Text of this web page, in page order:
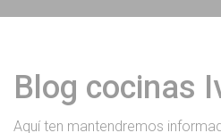
Blog cocinas
Aquí ten mantendremos